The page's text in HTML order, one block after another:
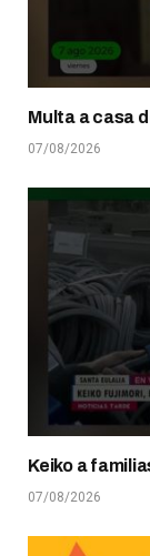
Multa a casa
07/08/2026
Keiko a
07/08/2026